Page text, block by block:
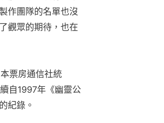
作團隊的名單也沒
觀眾的期待，也在
票房通信社統
自1997年《幽靈公
紀錄。